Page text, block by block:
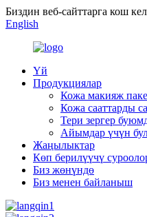
Биздин веб-сайттарга кош
English
Үй
Продукциялар
Кожа макияж
Кожа сааттарды
Тери зергер
Айымдар үчүн
Жаңылыктар
Көп берилүүчү
Биз жөнүндө
Биз менен байланыш